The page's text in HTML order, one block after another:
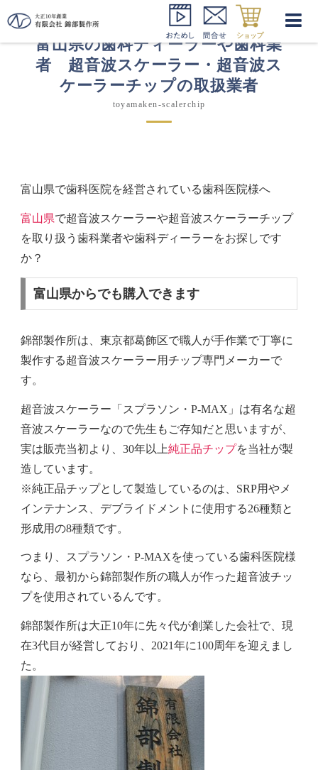
富山県の歯科ディーラーや歯科業
者 超音波スケーラー・超音波ス
ケーラーチップの取扱業者
toyamaken-scalerchip
富山県で歯科医院を経営されている歯科医院様へ
富山県で超音波スケーラーや超音波スケーラーチップ
を取り扱う歯科業者や歯科ディーラーをお探しです
か？
富山県からでも購入できます
錦部製作所は、東京都葛飾区で職人が手作業で丁寧に
製作する超音波スケーラー用チップ専門メーカーで
す。
超音波スケーラー「スプラソン・P-MAX」 は有名な超
音波スケーラーなので先生もご存知だと思いますが、
実は販売当初より、30年以上純正品チップを当社が製
造しています。
※純正品チップとして製造しているのは、SRP用やメ
インテナンス、デブライドメントに使用する26種類と
形成用の8種類です。
つまり、スプラソン・P-MAXを使っている歯科医院様
なら、最初から錦部製作所の職人が作った超音波チッ
プを使用されているんです。
錦部製作所は大正10年に先々代が創業した会社で、現
在3代目が経営しており、2021年に100周年を迎えまし
た。